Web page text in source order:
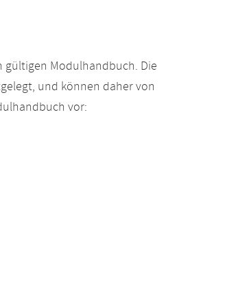
gültigen Modulhandbuch. Die
und können daher von
vor: